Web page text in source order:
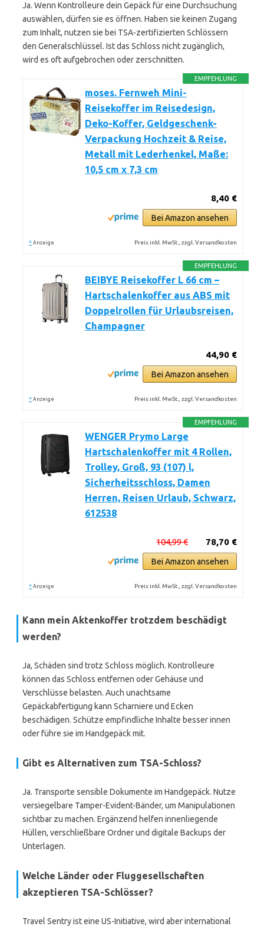
Ja. Wenn Kontrolleure dein Gepäck für eine Durchsuchung
auswählen, dürfen sie es öffnen. Haben sie keinen Zugang
zum Inhalt, nutzen sie bei TSA-zertifizierten Schlössern
den Generalschlüssel. Ist das Schloss nicht zugänglich,
wird es oft aufgebrochen oder zerschnitten.
EMPFEHLUNG
moses. Fernweh Mini-
Reisekoffer im Reisedesign,
Deko-Koffer, Geldgeschenk-
Verpackung Hochzeit & Reise,
Metall mit Lederhenkel, Maße:
10,5 cm x 7,3 cm
8,40 €
Bei Amazon ansehen
* Anzeige Preis inkl. MwSt., zzgl. Versandkosten
EMPFEHLUNG
BEIBYE Reisekoffer L 66 cm –
Hartschalenkoffer aus ABS mit
Doppelrollen für Urlaubsreisen,
Champagner
44,90 €
Bei Amazon ansehen
* Anzeige Preis inkl. MwSt., zzgl. Versandkosten
EMPFEHLUNG
WENGER Prymo Large
Hartschalenkoffer mit 4 Rollen,
Trolley, Groß, 93 (107) l,
Sicherheitsschloss, Damen
Herren, Reisen Urlaub, Schwarz,
612538
78,70 €
104,99 €
Bei Amazon ansehen
* Anzeige Preis inkl. MwSt., zzgl. Versandkosten
Kann mein Aktenkoffer trotzdem beschädigt
werden?
Ja, Schäden sind trotz Schloss möglich. Kontrolleure
können das Schloss entfernen oder Gehäuse und
Verschlüsse belasten. Auch unachtsame
Gepäckabfertigung kann Scharniere und Ecken
beschädigen. Schütze empfindliche Inhalte besser innen
oder führe sie im Handgepäck mit.
Gibt es Alternativen zum TSA-Schloss?
Ja. Transporte sensible Dokumente im Handgepäck. Nutze
versiegelbare Tamper-Evident-Bänder, um Manipulationen
sichtbar zu machen. Ergänzend helfen innenliegende
Hüllen, verschließbare Ordner und digitale Backups der
Unterlagen.
Welche Länder oder Fluggesellschaften
akzeptieren TSA-Schlösser?
Travel Sentry ist eine US-Initiative, wird aber international